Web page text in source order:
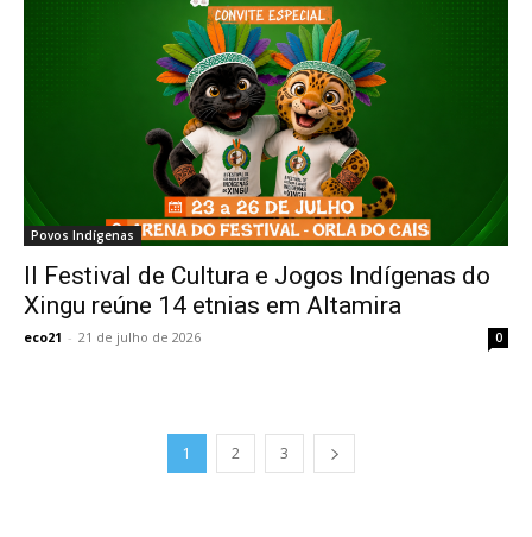
Povos Indígenas
II Festival de Cultura e Jogos Indígenas do
Xingu reúne 14 etnias em Altamira
eco21 - 21 de julho de 2026 0
1 2 3